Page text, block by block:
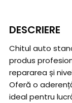
DESCRIERE
Chitul auto
produs
repararea și
Oferă o
ideal pentru